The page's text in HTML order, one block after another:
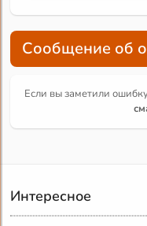
Сообщение об
Если вы заметили
Интересное